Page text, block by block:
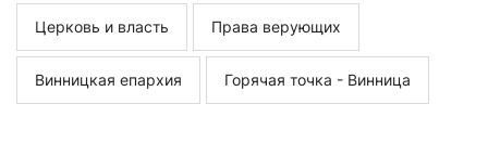
Церковь и власть Права верующих
Винницкая епархия Горячая точка - Винница